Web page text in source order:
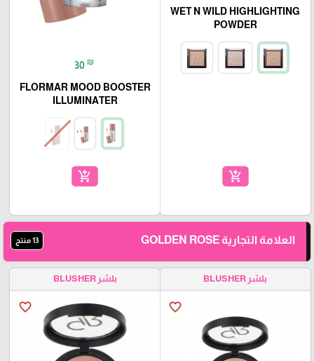
WET N WILD HIGHLIGHTING
POWDER
add_shopping_cart
30 ₪
FLORMAR MOOD BOOSTER
ILLUMINATER
add_shopping_cart
العلامة التجارية GOLDEN ROSE 13 منتج
بلشر BLUSHER
favorite_border
بلشر BLUSHER
favorite_border